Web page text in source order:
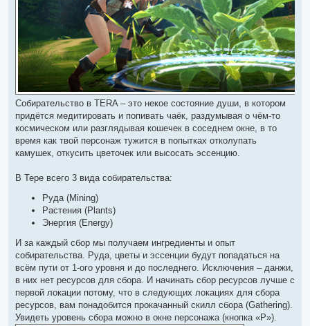
щ
е
Собирательство в TERA – это некое состояние души, в котором
придётся медитировать и попивать чаёк, раздумывая о чём-то
космическом или разглядывая кошечек в соседнем окне, в то
время как твой персонаж тужится в попытках отколупать
камушек, откусить цветочек или высосать эссенцию.
В Тере всего 3 вида собирательства:
Руда (Mining)
Растения (Plants)
Энергия (Energy)
И за каждый сбор мы получаем ингредиенты и опыт
собирательства. Руда, цветы и эссенции будут попадаться на
всём пути от 1-ого уровня и до последнего. Исключения – данжи,
в них нет ресурсов для сбора. И начинать сбор ресурсов лучше с
первой локации потому, что в следующих локациях для сбора
ресурсов, вам понадобится прокачанный скилл сбора (Gathering).
Увидеть уровень сбора можно в окне персонажа (кнопка «P»).